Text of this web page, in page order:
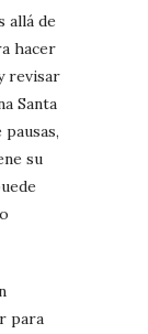
allá de
hacer
revisar
Santa
su
para